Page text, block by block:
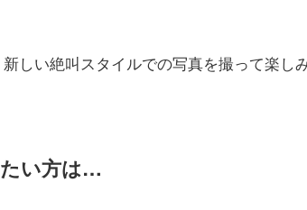
しい絶叫スタイルでの写真を撮って楽しみ
たい方は…